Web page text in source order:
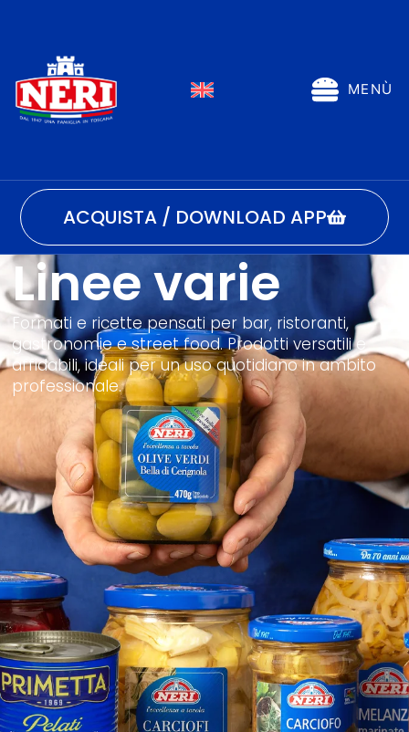
MENÙ
ACQUISTA / DOWNLOAD APP
Linee varie
Formati e ricette pensati per bar, ristoranti,
gastronomie e street food. Prodotti versatili e
affidabili, ideali per un uso quotidiano in ambito
professionale.